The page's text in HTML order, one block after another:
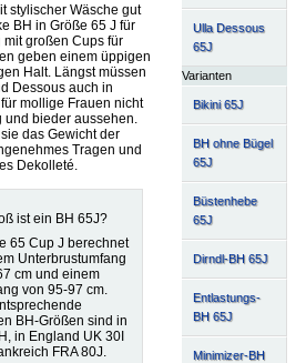
Ulla Dessous
65J
Varianten
Bikini 65J
BH ohne Bügel
65J
Büstenhebe
65J
Dirndl-BH 65J
Entlastungs-
BH 65J
Minimizer-BH
stylischer Wäsche gut
BH in Größe 65 J für
großen Cups für
geben einem üppigen
Halt. Längst müssen
Dessous auch in
mollige Frauen nicht
und bieder aussehen.
das Gewicht der
Tragen und
Dekolleté.
ist ein BH 65J?
65 Cup J berechnet
Unterbrustumfang
cm und einem
von 95-97 cm.
BH-Größen sind in
in England UK 30I
FRA 80J.